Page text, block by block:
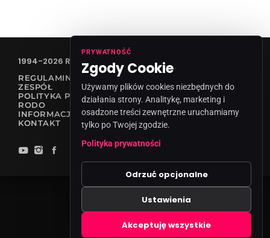
1994-2026 RADIO VANESSA SPÓŁKA Z O.O
REGULAMIN KONKURSÓW
ZESPÓŁ
POLITYKA PRYWATNOŚCI
RODO
INFORMACJA O NADAWCY
KONTAKT
PRYWATNOŚĆ
Zgody Cookie
Używamy plików cookies niezbędnych do
działania strony. Analitykę, marketing i
osadzone treści zewnętrzne uruchamiamy
tylko po Twojej zgodzie.
Polityka prywatności
Odrzuć opcjonalne
Ustawienia
Akceptuję wszystkie
Zgody cookies